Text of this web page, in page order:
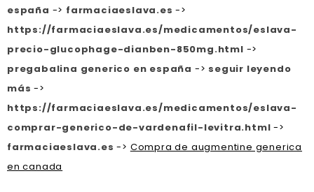
españa -> farmaciaeslava.es ->
https://farmaciaeslava.es/medicamentos/eslava-
precio-glucophage-dianben-850mg.html ->
pregabalina generico en españa -> seguir leyendo
más ->
https://farmaciaeslava.es/medicamentos/eslava-
comprar-generico-de-vardenafil-levitra.html ->
farmaciaeslava.es -> Compra de augmentine generica
en canada